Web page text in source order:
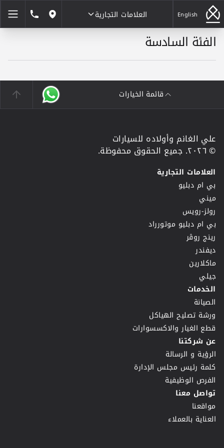
English
العلامات التجارية
العلامات التجارية
مواقعنا
الفئة السادسة
قائمة الخيارات
علي الغانم وأولاده للسيارات
© ٢٠٢٦. جميع الحقوق محفوظة.
العلامات التجارية
بي ام دبليو
ميني
رولز-رويس
بي ام دبليو موتورراد
رينج روڤر
ديفندر
ماكلارين
جيلي
الخدمات
الصيانة
ورشة تصليح الهياكل
قطع الغيار والاكسسوارات
عن شركتنا
الرؤية و الرسالة
كلمة رئيس مجلس الإدارة
الفرص الوظيفية
تواصل معنا
مواقعنا
العناية بالعملاء